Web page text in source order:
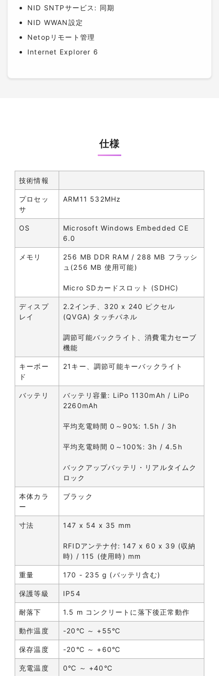
NID SNTPサービス: 同期
NID WWAN設定
Netopリモート管理
Internet Explorer 6
仕様
技術情報
プロセッ
サ
ARM11 532MHz
OS
Microsoft Windows Embedded CE
6.0
メモリ
256 MB DDR RAM / 288 MB フラッシ
ュ(256 MB 使用可能)
Micro SDカードスロット (SDHC)
ディスプ
レイ
2.2インチ、320 x 240 ピクセル
(QVGA) タッチパネル
調節可能バックライト、消費電力セーブ
機能
キーボー
ド
21キー、調節可能キーバックライト
バッテリ
バッテリ容量: LiPo 1130mAh / LiPo
2260mAh
平均充電時間 0～90%: 1.5h / 3h
平均充電時間 0～100%: 3h / 4.5h
バックアップバッテリ・リアルタイムク
ロック
本体カラ
ー
ブラック
寸法 147 x 54 x 35 mm
RFIDアンテナ付: 147 x 60 x 39 (収納
時) / 115 (使用時) mm
重量 170 - 235 g (バッテリ含む)
保護等級 IP54
耐落下 1.5 m コンクリートに落下後正常動作
動作温度 -20℃ ～ +55℃
保存温度 -20℃ ～ +60℃
充電温度 0℃ ～ +40℃